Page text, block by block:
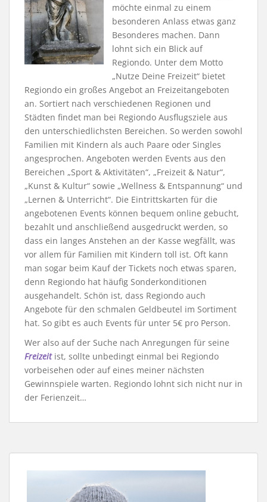
möchte einmal zu einem
besonderen Anlass etwas ganz
Besonderes machen. Dann
lohnt sich ein Blick auf
Regiondo. Unter dem Motto
„Nutze Deine Freizeit“ bietet
Regiondo ein großes Angebot an Freizeitangeboten
an. Sortiert nach verschiedenen Regionen und
Städten findet man bei Regiondo Ausflugsziele aus
den unterschiedlichsten Bereichen. So werden sowohl
Familien mit Kindern als auch Paare oder Singles
angesprochen. Angeboten werden Events aus den
Bereichen „Sport & Aktivitäten“, „Freizeit & Natur“,
„Kunst & Kultur“ sowie „Wellness & Entspannung“ und
„Lernen & Unterricht“. Die Eintrittskarten für die
angebotenen Events können bequem online gebucht,
bezahlt und anschließend ausgedruckt werden, so
dass ein langes Anstehen an der Kasse wegfällt, was
vor allem für Familien mit Kindern toll ist. Oft kann
man sogar beim Kauf der Tickets noch etwas sparen,
denn Regiondo hat häufig Sonderkonditionen
ausgehandelt. Schön ist, dass Regiondo auch
Angebote für den schmalen Geldbeutel im Sortiment
hat. So gibt es auch Events für unter 5€ pro Person.
Wer also auf der Suche nach Anregungen für seine
Freizeit ist, sollte unbedingt einmal bei Regiondo
vorbeisehen oder auf eines meiner nächsten
Gewinnspiele warten. Regiondo lohnt sich nicht nur in
der Ferienzeit…